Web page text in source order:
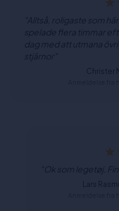
"Alltså, roligaste som
spelade flera timmar
dag med att utmana
stjärnor"
Christer
"Ok som legetøj.
Lars